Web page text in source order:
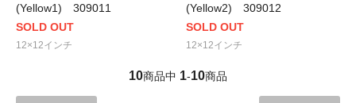
(Yellow1) 309011
SOLD OUT
12×12インチ
(Yellow2) 309012
SOLD OUT
12×12インチ
10商品中 1-10商品